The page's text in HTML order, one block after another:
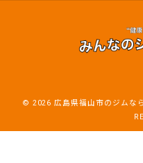
© 2026 広島県福山市のジムな